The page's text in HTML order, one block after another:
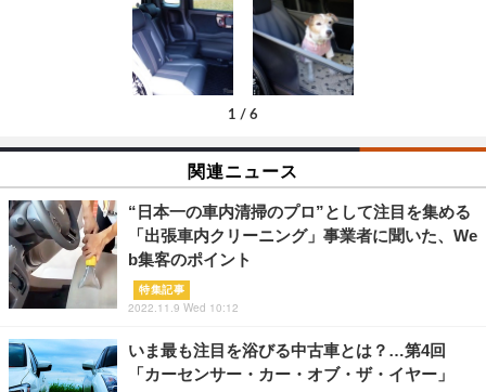
1 / 6
関連ニュース
“日本一の車内清掃のプロ”として注目を集める
「出張車内クリーニング」事業者に聞いた、We
b集客のポイント
特集記事
2022.11.9 Wed 10:12
いま最も注目を浴びる中古車とは？…第4回
「カーセンサー・カー・オブ・ザ・イヤー」